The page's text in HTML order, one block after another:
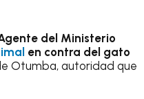
del Ministerio
en contra del gato
Otumba, autoridad que